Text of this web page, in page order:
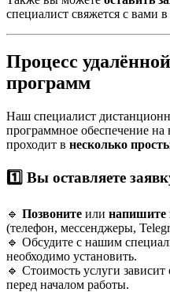
специалист свяжется с вами
Процесс
программ
Наш специалист
программное обеспечение на
проходит в несколько
1️⃣ Вы оставляете
🔹 Позвоните или напишите
(телефон, мессенджеры,
🔹 Обсудите с нашим
необходимо установить.
🔹 Стоимость услуги зависит
перед началом работы.